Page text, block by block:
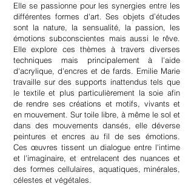
Elle se passionne pour les synergies entre les
différentes formes d'art. Ses objets d’études
sont la nature, la sensualité, la passion, les
émotions subconscientes mais aussi le rêve.
Elle explore ces thèmes à travers diverses
techniques mais principalement à l'aide
d'acrylique, d'encres et de fards. Emilie Marie
travaille sur des supports inattendus tels que
le textile et plus particulièrement la soie afin
de rendre ses créations et motifs, vivants et
en mouvement. Sur toile libre, à même le sol et
dans des mouvements dansés, elle déverse
peintures et encres au fil de ses émotions.
Ces œuvres tissent un dialogue entre l'intime
et l'imaginaire, et entrelacent des nuances et
des formes cellulaires, aquatiques, minérales,
célestes et végétales.